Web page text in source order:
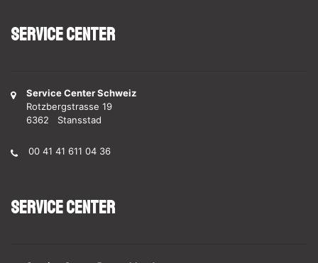
Service Center
Service Center Schweiz
Rotzbergstrasse 19
6362 Stansstad
00 41 41 611 04 36
Service Center